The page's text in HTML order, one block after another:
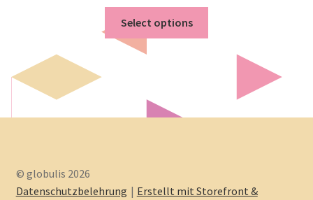
Select options
© globulis 2026
Datenschutzbelehrung
Erstellt mit Storefront &